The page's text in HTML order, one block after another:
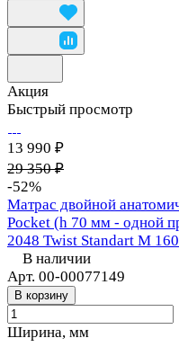
Акция
Быстрый просмотр
13 990 ₽
29 350 ₽
-52%
Матрас двойной
Pocket (h 70 мм - одной
2048 Twist Standart M
В наличии
Арт. 00-00077149
В корзину
Ширина, мм